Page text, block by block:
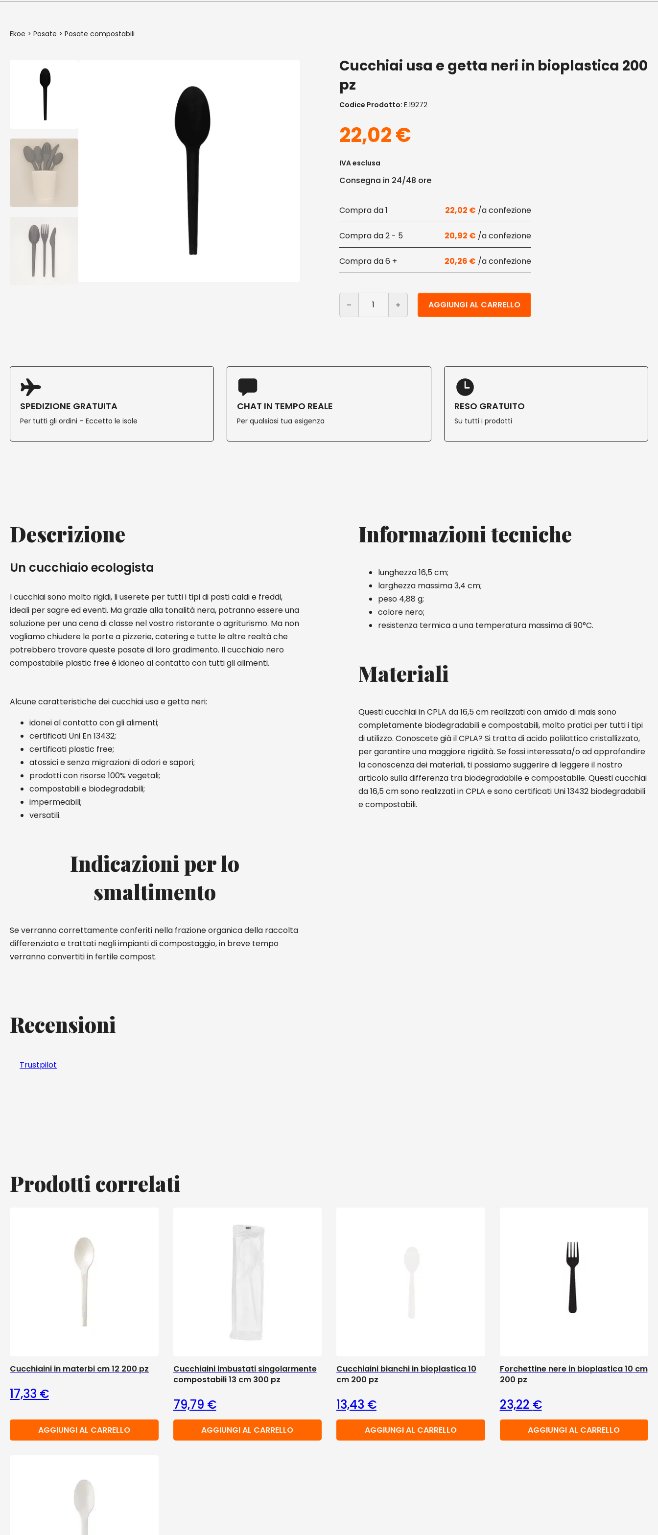
Ekoe > Posate > Posate compostabili
Cucchiai usa e getta neri in bioplastica 200
pz
Codice Prodotto: E.19272
22,02€
IVA esclusa
Consegna in 24/48 ore
1 22,02 €
2 - 5 20,92 €
6 + 20,26 €
Cucchiai usa e getta neri in bioplastica 200 pz quantità
AGGIUNGI AL CARRELLO
Alternative:
SPEDIZIONE GRATUITA
Per tutti gli ordini – Eccetto le isole
CHAT IN TEMPO REALE
Per qualsiasi tua esigenza
RESO GRATUITO
Su tutti i prodotti
Descrizione
Un cucchiaio ecologista
I cucchiai sono molto rigidi, li userete per tutti i tipi di pasti caldi e freddi,
ideali per sagre ed eventi. Ma grazie alla tonalità nera, potranno essere una
soluzione per una cena di classe nel vostro ristorante o agriturismo. Ma non
vogliamo chiudere le porte a pizzerie, catering e tutte le altre realtà che
potrebbero trovare queste posate di loro gradimento. Il cucchiaio nero
compostabile plastic free è idoneo al contatto con tutti gli alimenti.
Alcune caratteristiche dei cucchiai usa e getta neri:
idonei al contatto con gli alimenti;
certificati Uni En 13432;
certificati plastic free;
atossici e senza migrazioni di odori e sapori;
prodotti con risorse 100% vegetali;
compostabili e biodegradabili;
impermeabili;
versatili.
Indicazioni per lo
smaltimento
Se verranno correttamente conferiti nella frazione organica della raccolta
differenziata e trattati negli impianti di compostaggio, in breve tempo
verranno convertiti in fertile compost.
Informazioni tecniche
lunghezza 16,5 cm;
larghezza massima 3,4 cm;
peso 4,88 g;
colore nero;
resistenza termica a una temperatura massima di 90°C.
Materiali
Questi cucchiai in CPLA da 16,5 cm realizzati con amido di mais sono
completamente biodegradabili e compostabili, molto pratici per tutti i tipi
di utilizzo. Conoscete già il CPLA? Si tratta di acido polilattico cristallizzato,
per garantire una maggiore rigidità. Se fossi interessata/o ad approfondire
la conoscenza dei materiali, ti possiamo suggerire di leggere il nostro
articolo sulla differenza tra biodegradabile e compostabile. Questi cucchiai
da 16,5 cm sono realizzati in CPLA e sono certificati Uni 13432 biodegradabili
e compostabili.
Recensioni
Trustpilot
Prodotti correlati
Cucchiaini in materbi cm 12 200 pz
17,33 €
AGGIUNGI AL CARRELLO
Cucchiaini imbustati singolarmente
compostabili 13 cm 300 pz
79,79 €
AGGIUNGI AL CARRELLO
Cucchiaini bianchi in bioplastica 10
cm 200 pz
13,43 €
AGGIUNGI AL CARRELLO
Forchettine nere in bioplastica 10 cm
200 pz
23,22 €
AGGIUNGI AL CARRELLO